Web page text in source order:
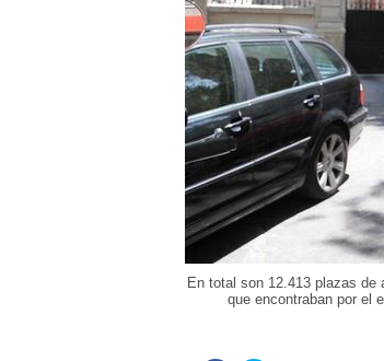
En total son 12.413 plazas
que encontraban por el